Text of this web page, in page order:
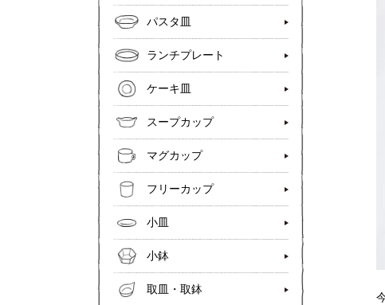
パスタ皿
ランチプレート
ケーキ皿
スープカップ
マグカップ
フリーカップ
小皿
小鉢
取皿・取鉢